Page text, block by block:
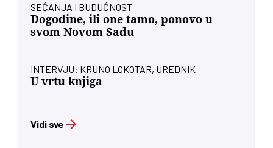
SEĆANJA I BUDUĆNOST
Dogodine, ili one tamo, ponovo u
svom Novom Sadu
INTERVJU: KRUNO LOKOTAR, UREDNIK
U vrtu knjiga
Vidi sve